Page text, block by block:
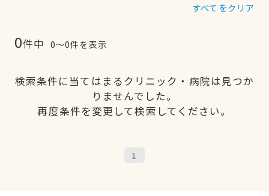
すべてをクリア
0件中 0〜0件を表示
検索条件に当てはまるクリニック・病院は見つか
りませんでした。
再度条件を変更して検索してください。
1